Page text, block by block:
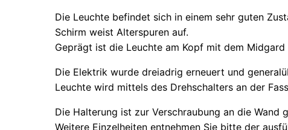
Die Leuchte befindet sich in einem sehr guten
Schirm weist Alterspuren auf.
Geprägt ist die Leuchte am Kopf mit dem Midgard
Die Elektrik wurde dreiadrig erneuert und
Leuchte wird mittels des Drehschalters an der
Die Halterung ist zur Verschraubung an die Wand
Weitere Einzelheiten entnehmen Sie bitte der